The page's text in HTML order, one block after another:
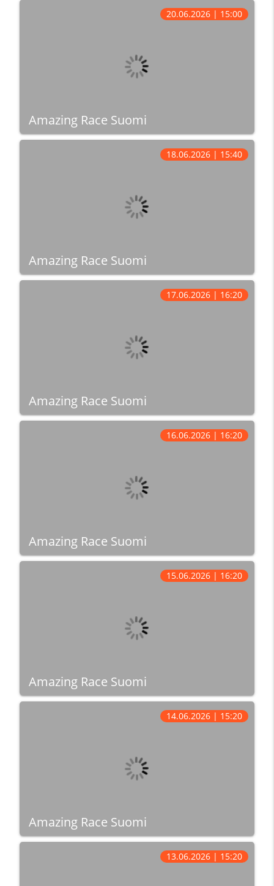
Amazing Race Suomi
20.06.2026 | 15:00
Amazing Race Suomi
18.06.2026 | 15:40
Amazing Race Suomi
17.06.2026 | 16:20
Amazing Race Suomi
16.06.2026 | 16:20
Amazing Race Suomi
15.06.2026 | 16:20
Amazing Race Suomi
14.06.2026 | 15:20
13.06.2026 | 15:20